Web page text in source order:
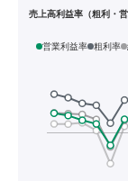
売上高利益率（粗利・営
営業利益率 粗利率